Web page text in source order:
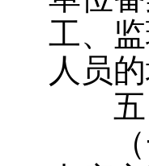
工、
人员
五、
（一